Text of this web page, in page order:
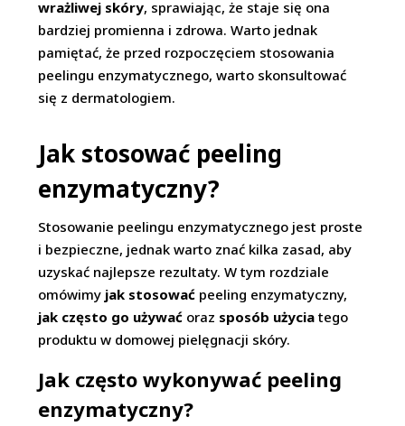
wrażliwej skóry, sprawiając, że staje się ona
bardziej promienna i zdrowa. Warto jednak
pamiętać, że przed rozpoczęciem stosowania
peelingu enzymatycznego, warto skonsultować
się z dermatologiem.
Jak stosować peeling
enzymatyczny?
Stosowanie peelingu enzymatycznego jest proste
i bezpieczne, jednak warto znać kilka zasad, aby
uzyskać najlepsze rezultaty. W tym rozdziale
omówimy jak stosować peeling enzymatyczny,
jak często go używać oraz sposób użycia tego
produktu w domowej pielęgnacji skóry.
Jak często wykonywać peeling
enzymatyczny?